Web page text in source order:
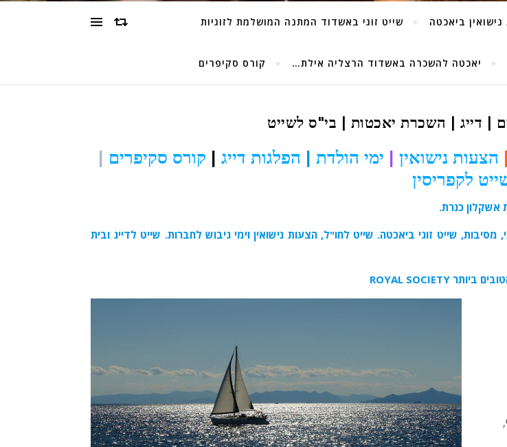
ביאכטה שייט זוגי באשדוד המתנה המושלמת לזוגיות
יאכטה להשכרה באשדוד הרצליה אילת… קורס סקיפרים
ים | דייג | השכרת יאכטות | בי"ס לשייט
| הצעות נישואין | ימי הולדת | הפלגות דייג | קורס סקיפרים |
לקפריסין
אשקלון כנרת.
מסיבות, שייט זוגי ביאכטה. שייט לחו"ל, הצעות נישואין וימי גיבוש לחברות. שייט לדייג ובית
ביותר ROYAL SOCIETY